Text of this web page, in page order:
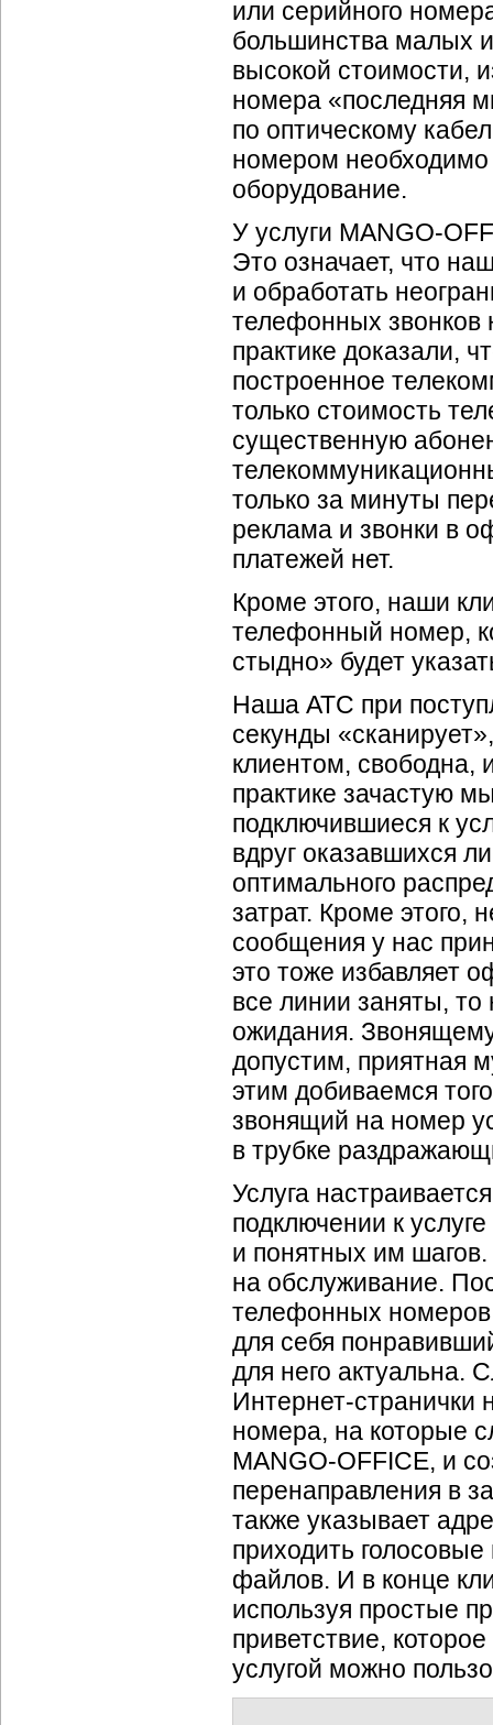
или серийного
большинства малых
высокой стоимости,
номера «последняя
по оптическому
номером
оборудование.
У услуги MANGO-
Это означает, что
и обработать
телефонных звонков
практике доказали,
построенное
только стоимость
существенную
только за минуты
реклама и звонки в
платежей нет.
Кроме этого, наши
телефонный номер,
стыдно» будет
Наша АТС при
секунды
клиентом, свободна,
практике зачастую
подключившиеся к
вдруг оказавшихся
оптимального
затрат. Кроме этого,
сообщения у нас
это тоже избавляет
все линии заняты,
ожидания.
допустим, приятная
этим добиваемся
звонящий на номер
в трубке
Услуга
подключении к услуге
и понятных им
на обслуживание.
телефонных
для себя
для него актуальна.
Интернет-странички
номера, на которые
MANGO-OFFICE, и
перенаправления в
также указывает
приходить
файлов. И в конце
используя простые
приветствие,
услугой можно